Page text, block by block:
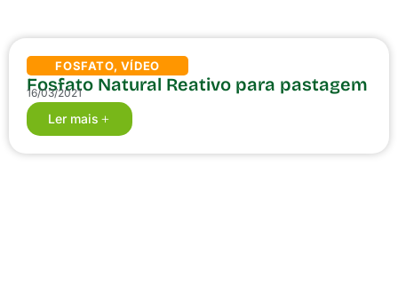
FOSFATO, VÍDEO
Fosfato Natural Reativo para pastagem
16/03/2021
Ler mais